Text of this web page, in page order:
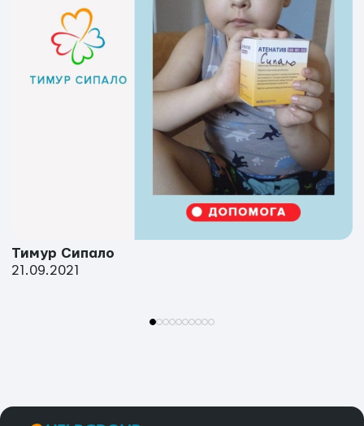
Тимур Сипало
21.09.2021